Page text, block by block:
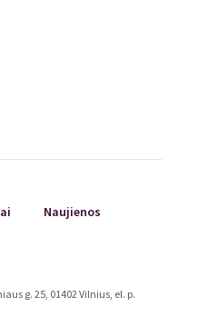
Naujienos
g. 25, 01402 Vilnius, el. p.